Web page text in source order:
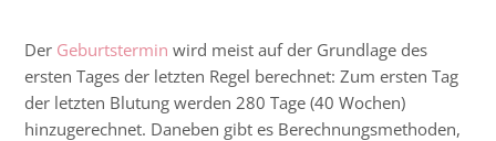
Der Geburtstermin wird meist auf der Grundlage des
ersten Tages der letzten Regel berechnet: Zum ersten Tag
der letzten Blutung werden 280 Tage (40 Wochen)
hinzugerechnet. Daneben gibt es Berechnungsmethoden,